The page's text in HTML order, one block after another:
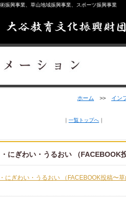
振興事業、草山地域振興事業、スポーツ振興事業
ホーム >> イン
｜ 一覧トップへ ｜
にぎわい・うるおい （FACEBOOK
にぎわい・うるおい （FACEBOOK投稿〜